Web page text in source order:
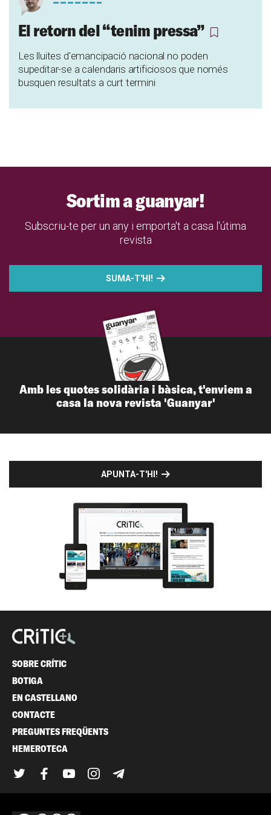
El retorn del “tenim pressa”
Les lluites d'emancipació nacional no poden
supeditar-se a calendaris artificiosos que només
busquen resultats a curt termini
Sortim a guanyar!
Subscriu-te per un any i emporta't a casa l'útima
revista
SUMA-T'HI!
Amb les quotes solidària i bàsica, t'enviem a
casa la nova revista 'Guanyar'
APUNTA-T'HI!
SOBRE CRÍTIC
BOTIGA
EN CASTELLANO
CONTACTE
PREGUNTES FREQÜENTS
HEMEROTECA
TwitterFacebook
YouTubeInstagram